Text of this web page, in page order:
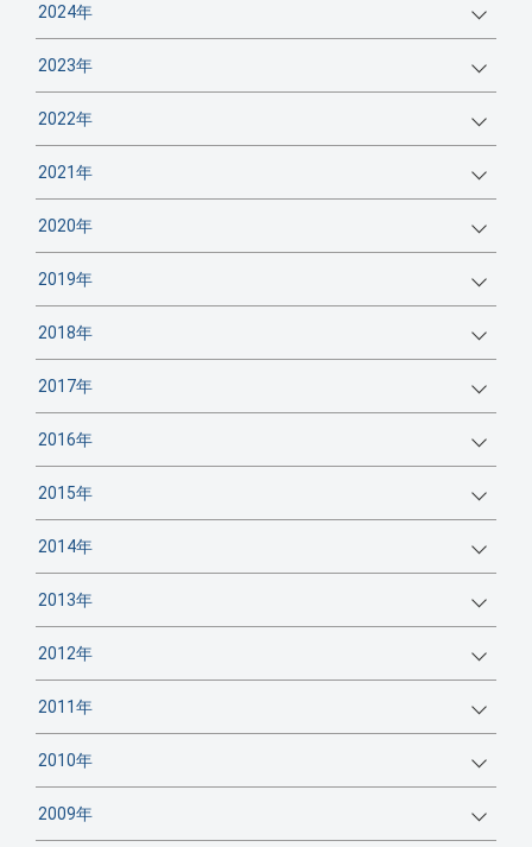
2024年
2023年
2022年
2021年
2020年
2019年
2018年
2017年
2016年
2015年
2014年
2013年
2012年
2011年
2010年
2009年